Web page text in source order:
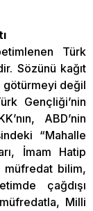
Türk
Sözünü kağıt
götürmeyi değil
Gençliği’nin
ABD’nin
“Mahalle
İmam Hatip
müfredat bilim,
çağdışı
Milli